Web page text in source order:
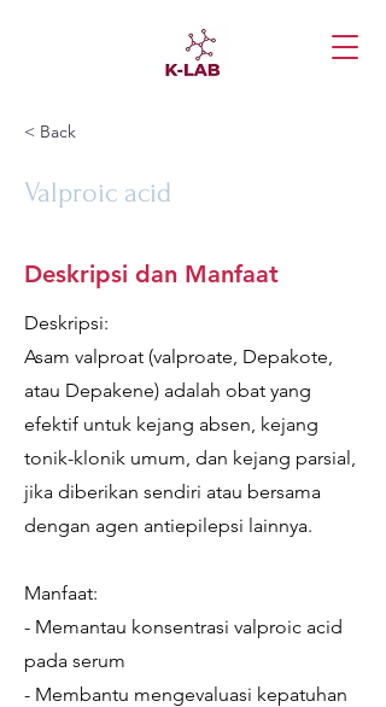
< Back
Valproic acid
Deskripsi dan Manfaat
Deskripsi:
Asam valproat (valproate, Depakote,
atau Depakene) adalah obat yang
efektif untuk kejang absen, kejang
tonik-klonik umum, dan kejang parsial,
jika diberikan sendiri atau bersama
dengan agen antiepilepsi lainnya.
Manfaat:
- Memantau konsentrasi valproic acid
pada serum
- Membantu mengevaluasi kepatuhan